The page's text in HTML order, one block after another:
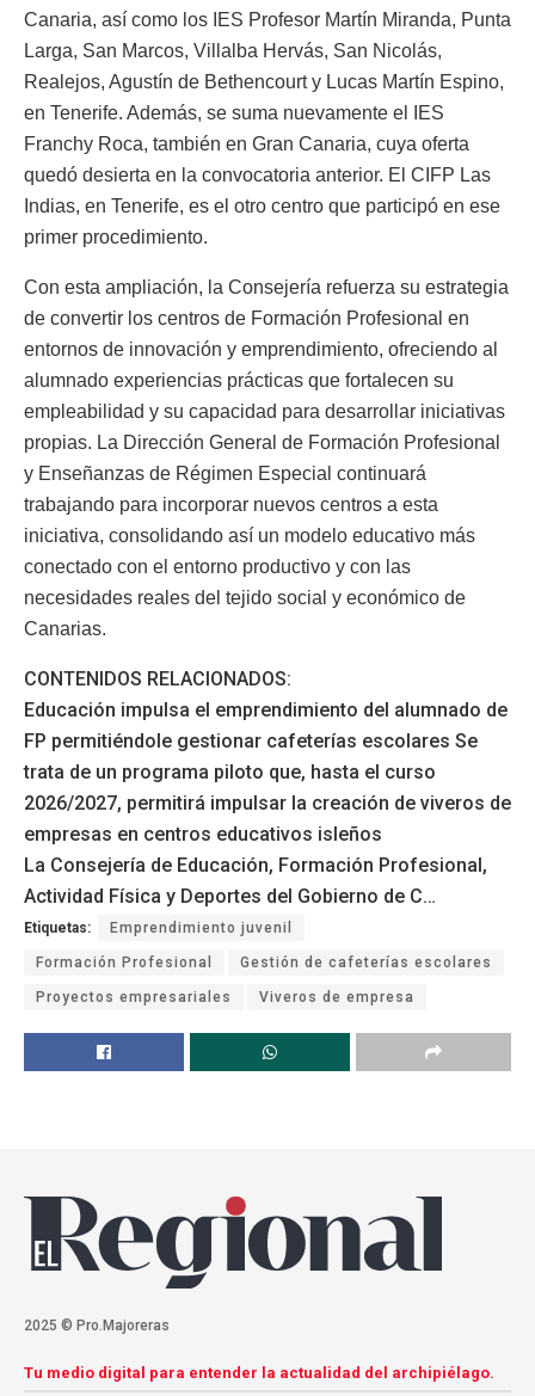
Canaria, así como los IES Profesor Martín Miranda, Punta
Larga, San Marcos, Villalba Hervás, San Nicolás,
Realejos, Agustín de Bethencourt y Lucas Martín Espino,
en Tenerife. Además, se suma nuevamente el IES
Franchy Roca, también en Gran Canaria, cuya oferta
quedó desierta en la convocatoria anterior. El CIFP Las
Indias, en Tenerife, es el otro centro que participó en ese
primer procedimiento.
Con esta ampliación, la Consejería refuerza su estrategia
de convertir los centros de Formación Profesional en
entornos de innovación y emprendimiento, ofreciendo al
alumnado experiencias prácticas que fortalecen su
empleabilidad y su capacidad para desarrollar iniciativas
propias. La Dirección General de Formación Profesional
y Enseñanzas de Régimen Especial continuará
trabajando para incorporar nuevos centros a esta
iniciativa, consolidando así un modelo educativo más
conectado con el entorno productivo y con las
necesidades reales del tejido social y económico de
Canarias.
CONTENIDOS RELACIONADOS:
Educación impulsa el emprendimiento del alumnado de
FP permitiéndole gestionar cafeterías escolares Se
trata de un programa piloto que, hasta el curso
2026/2027, permitirá impulsar la creación de viveros de
empresas en centros educativos isleños
La Consejería de Educación, Formación Profesional,
Actividad Física y Deportes del Gobierno de C…
Etiquetas: Emprendimiento juvenil
Formación Profesional Gestión de cafeterías escolares
Proyectos empresariales Viveros de empresa
2025 © Pro.Majoreras
Tu medio digital para entender la actualidad del archipiélago.